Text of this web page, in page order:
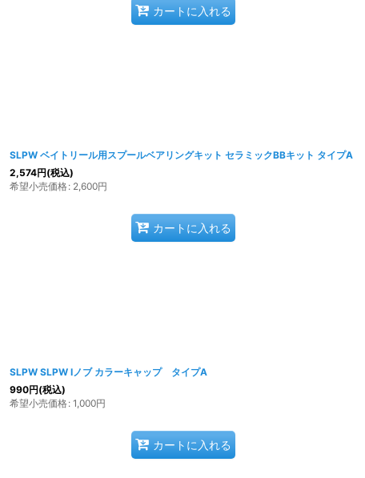
カートに入れる
SLPW ベイトリール用スプールベアリングキット セラミックBBキット タイプA
2,574円(税込)
希望小売価格: 2,600円
カートに入れる
SLPW SLPW Iノブ カラーキャップ タイプA
990円(税込)
希望小売価格: 1,000円
カートに入れる